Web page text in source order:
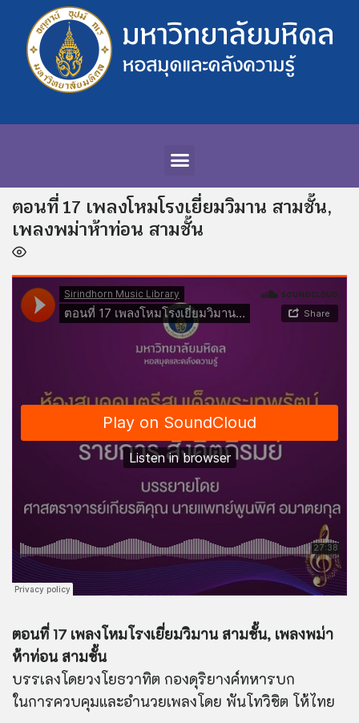
ตอนที่ 17 เพลงโหมโรงเยี่ยมวิมาน สามชั้น,
เพลงพม่าห้าท่อน สามชั้น
ตอนที่ 17 เพลงโหมโรงเยี่ยมวิมาน สามชั้น, เพลงพม่า
ห้าท่อน สามชั้น
บรรเลงโดยวงโยธวาทิต กองดุริยางค์ทหารบก
ในการควบคุมและอำนวยเพลงโดย พันโทวิชิต โห้ไทย